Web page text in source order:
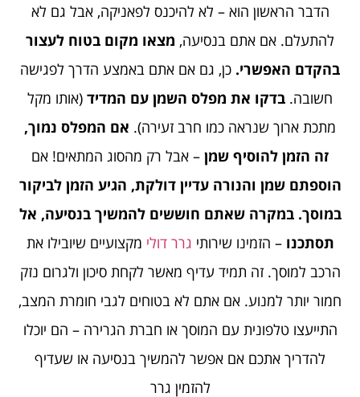
הדבר הראשון הוא – לא להיכנס לפאניקה, אבל גם לא
להתעלם. אם אתם בנסיעה, מצאו מקום בטוח לעצור
בהקדם האפשרי. כן, גם אם אתם באמצע הדרך לפגישה
חשובה. בדקו את מפלס השמן עם המדיד (אותו מקל
מתכת ארוך שנראה כמו חרב זעירה). אם המפלס נמוך,
זה הזמן להוסיף שמן – אבל רק מהסוג המתאים! אם
הוספתם שמן והנורה עדיין דולקת, הגיע הזמן לביקור
במוסך. במקרה שאתם חוששים להמשיך בנסיעה, אל
תסתכנו– הזמינו שירותי גרר דולי מקצועיים שיובילו את
הרכב למוסך. זה תמיד עדיף מאשר לקחת סיכון ולגרום נזק
חמור יותר למנוע. אם אתם לא בטוחים לגבי חומרת המצב,
התייעצו טלפונית עם המוסך או חברת הגרירה – הם יוכלו
להדריך אתכם אם אפשר להמשיך בנסיעה או שעדיף
להזמין גרר